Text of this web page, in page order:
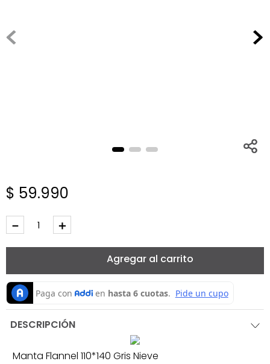
$ 59.990
＋
－
Agregar al carrito
DESCRIPCIÓN
Manta Flannel 110*140 Gris Nieve